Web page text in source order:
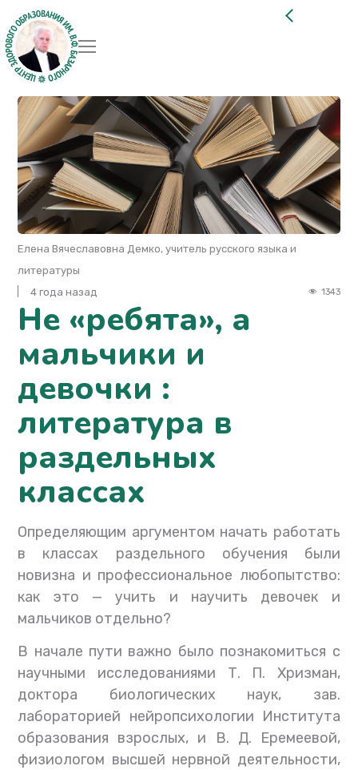
Елена Вячеславовна Демко, учитель русского языка и
литературы
4 года назад
1343
Не «ребята», а
мальчики и
девочки :
литература в
раздельных
классах
Определяющим аргументом начать работать
в классах раздельного обучения были
новизна и профессиональное любопытство:
как это — учить и научить девочек и
мальчиков отдельно?
В начале пути важно было познакомиться с
научными исследованиями Т. П. Хризман,
доктора биологических наук, зав.
лабораторией нейропсихологии Института
образования взрослых, и В. Д. Еремеевой,
физиологом высшей нервной деятельности,